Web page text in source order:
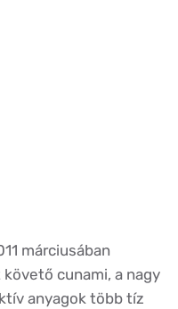
márciusában
cunami, a nagy
anyagok több tíz